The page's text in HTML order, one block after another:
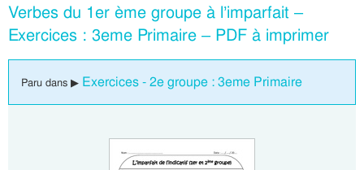
Verbes du 1er ème groupe à l’imparfait –
Exercices : 3eme Primaire – PDF à imprimer
Paru dans ▶ Exercices - 2e groupe : 3eme Primaire